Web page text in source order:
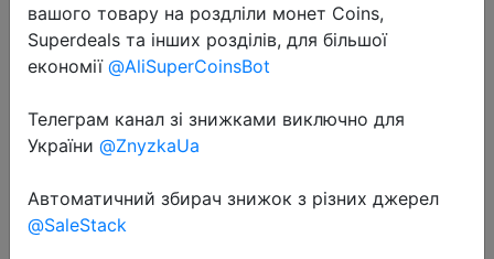
Joyroom 45W 4 in 1 Car Charger
Super Fast PD3.0 QC3.0 Car
13Pro Max Car Charger
вашого товару на роздліли монет Coins,
Superdeals та інших розділів, для більшої
економії @AliSuperCoinsBot
Телеграм канал зі знижками виключно для
України @ZnyzkaUa
Автоматичний збирач знижок з різних джерел
@SaleStack